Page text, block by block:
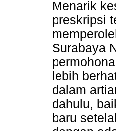
Menarik
preskripsi
Surabaya
lebih
dalam
dahulu,
baru